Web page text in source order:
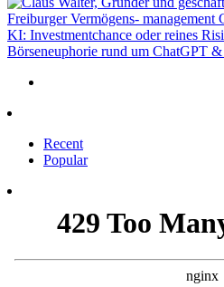
KI: Investmentchance oder reines
Börseneuphorie rund um ChatGPT
Recent
Popular